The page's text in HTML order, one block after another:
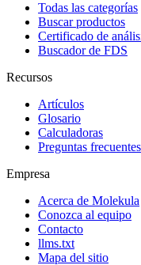
Todas las categorías
Buscar productos
Certificado de
Buscador de FDS
Recursos
Artículos
Glosario
Calculadoras
Preguntas frecuentes
Empresa
Acerca de Molekula
Conozca al equipo
Contacto
llms.txt
Mapa del sitio